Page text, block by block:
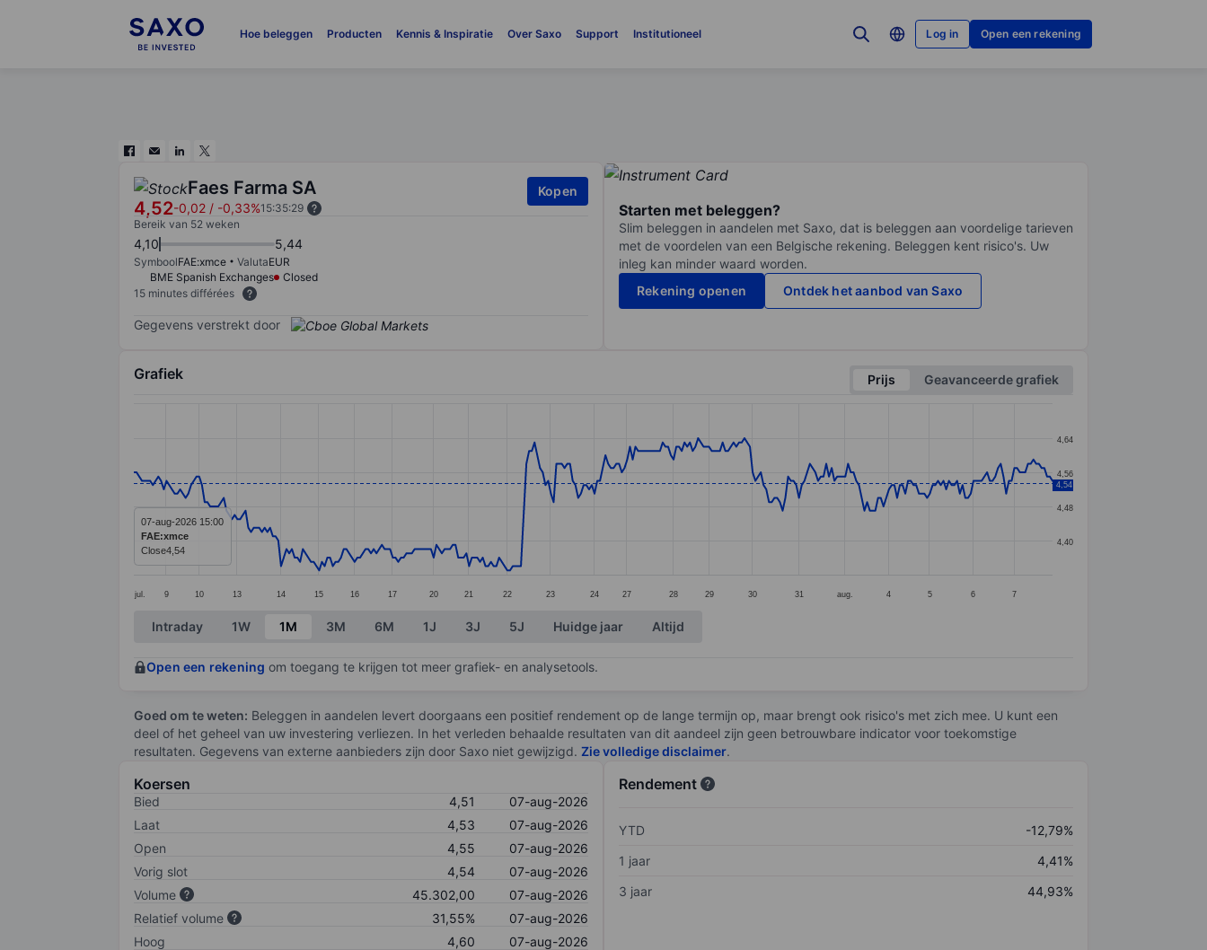
Hoe beleggen Producten Kennis & Inspiratie Over Saxo Support Institutioneel Log in Open een rekening
Faes Farma SA
4,52-0,02 / -0,33%15:35:29
Kopen
Bereik van 52 weken
4,10 5,44
SymboolFAE:xmce ValutaEUR
BME Spanish Exchanges
Closed
15 minutes différées
Gegevens verstrekt door
Starten met beleggen?
Slim beleggen in aandelen met Saxo, dat is beleggen aan voordelige tarieven
met de voordelen van een Belgische rekening. Beleggen kent risico's. Uw
inleg kan minder waard worden.
Rekening openen
Ontdek het aanbod van Saxo
Grafiek Prijs
Geavanceerde grafiek
The chart has 1 X axis displaying categories.
The chart has 1 Y axis displaying values. Data ranges from 4.33 to 4.64.
jul. 9 10 13 14 15 16 17 20 21 22 23 24 27 28 29 30 31 aug. 4 5 6 7
4,40
4,48
4,56
4,64
4,54
07-aug-2026 15:00
FAE:xmce
Close4,54
End of interactive chart.
Intraday 1W 1M 3M 6M 1J 3J 5J Huidge jaar Altijd
Open een rekening om toegang te krijgen tot meer grafiek- en analysetools.
Goed om te weten: Beleggen in aandelen levert doorgaans een positief rendement op de lange termijn op, maar brengt ook risico's met zich mee. U kunt een
deel of het geheel van uw investering verliezen. In het verleden behaalde resultaten van dit aandeel zijn geen betrouwbare indicator voor toekomstige
resultaten. Gegevens van externe aanbieders zijn door Saxo niet gewijzigd. Zie volledige disclaimer.
Koersen
Bied 4,51
07-aug-2026
Laat
4,53
07-aug-2026
Open
4,55
07-aug-2026
Vorig slot
4,54
07-aug-2026
Volume
45.302,00
07-aug-2026
Relatief volume
31,55%
07-aug-2026
Hoog
4,60
07-aug-2026
Rendement
YTD
-12,79%
1 jaar
4,41%
3 jaar
44,93%